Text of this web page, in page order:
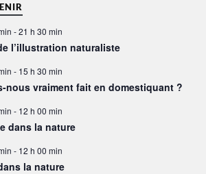
-21 h 30 min
l’illustration naturaliste
- 15 h 30 min
nous vraiment fait en domestiquant ?
- 12 h 00 min
dans la nature
- 12 h 00 min
la nature